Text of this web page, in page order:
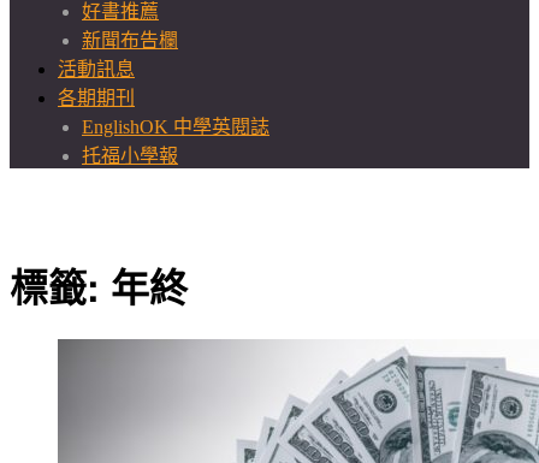
好書推薦
新聞布告欄
活動訊息
各期期刊
EnglishOK 中學英閱誌
托福小學報
標籤: 年終